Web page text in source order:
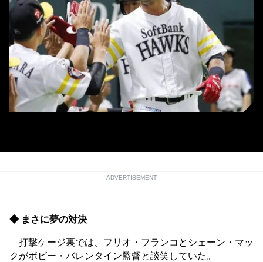
ADVERTISEMENT
◆ まさに夢の対決
打撃ケージ裏では、フリオ・フランコとシェーン・マッ
クがボビー・バレンタイン監督と談笑していた。